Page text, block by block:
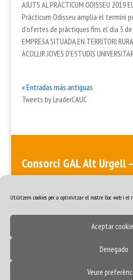
Utilitzem cookies per a optimitzar el nostre lloc web i el
Aceptar
Denegado
Veure
AJUTS AL PRÀCTICUM ODISSEU 2019
Pràcticum Odisseu amplia el termini
d’ofertes de pràctiques fins el dia 5
EMPRESA SITUADA EN TERRITORI
ACOLLIR JOVES D’ESTUDIS
« Entradas más antiguas
Tweets by LeaderCAUC
Consorci GAL Alt Urgell
· 17520 Puigcerdà · 972 88 48 84
GAL Alt Urgell - Cerdanya |Avís